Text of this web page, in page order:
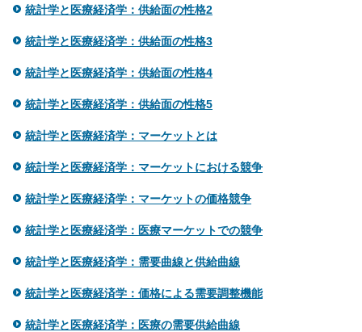
統計学と医療経済学：供給面の性格2
統計学と医療経済学：供給面の性格3
統計学と医療経済学：供給面の性格4
統計学と医療経済学：供給面の性格5
統計学と医療経済学：マーケットとは
統計学と医療経済学：マーケットにおける競争
統計学と医療経済学：マーケットの価格競争
統計学と医療経済学：医療マーケットでの競争
統計学と医療経済学：需要曲線と供給曲線
統計学と医療経済学：価格による需要調整機能
統計学と医療経済学：医療の需要供給曲線